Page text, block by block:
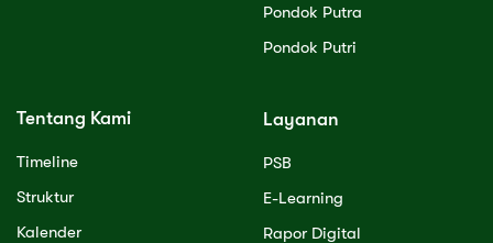
Pondok Putra
Pondok Putri
Tentang Kami
Timeline
Struktur
Kalender
Layanan
PSB
E-Learning
Rapor Digital